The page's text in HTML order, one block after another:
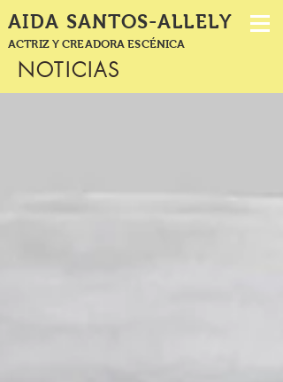
AIDA SANTOS-ALLELY
ACTRIZ Y CREADORA ESCÉNICA
NOTICIAS